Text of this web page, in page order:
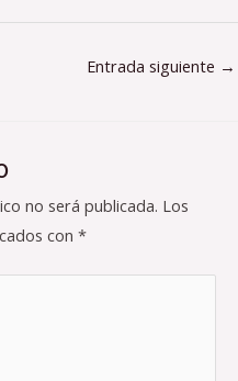
Entrada siguiente →
no será publicada. Los
con *